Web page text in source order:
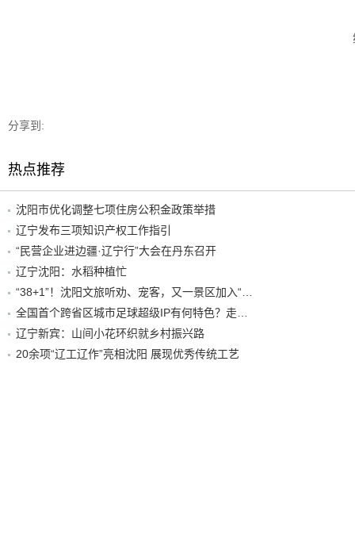
分享到:
热点推荐
沈阳市优化调整七项住房公积金政策举措
辽宁发布三项知识产权工作指引
“民营企业进边疆·辽宁行”大会在丹东召开
辽宁沈阳：水稻种植忙
辽宁新宾：山间小花环织就乡村振兴路
20余项“辽工辽作”亮相沈阳 展现优秀传统工艺